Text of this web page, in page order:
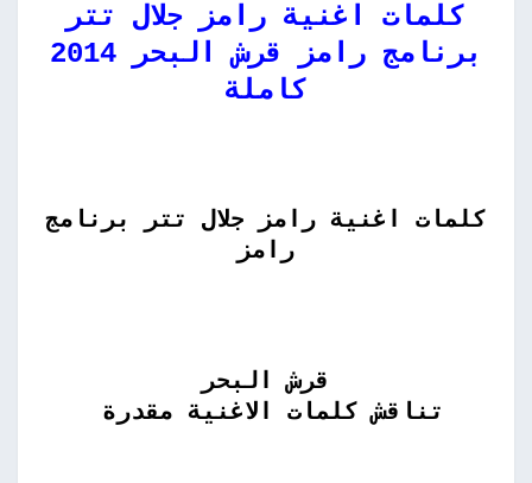
كلمات اغنية رامز جلال تتر
برنامج رامز قرش البحر 2014
كاملة
كلمات اغنية رامز جلال تتر برنامج
رامز
قرش البحر
تناقش كلمات الاغنية مقدرة